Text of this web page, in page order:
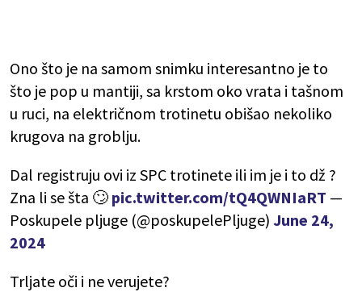
Ono što je na samom snimku interesantno je to
što je pop u mantiji, sa krstom oko vrata i tašnom
u ruci, na električnom trotinetu obišao nekoliko
krugova na groblju.
Dal registruju ovi iz SPC trotinete ili im je i to dž ?
Zna li se šta 🙄 pic.twitter.com/tQ4QWNIaRT —
Poskupele pljuge (@poskupelePljuge) June 24,
2024
Trljate oči i ne verujete?